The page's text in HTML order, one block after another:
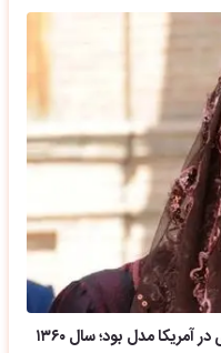
مدل بود؛ سال ۱۳۶۰